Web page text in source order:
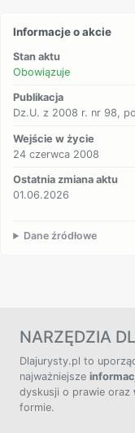
Informacje o akcie
Stan aktu
Obowiązuje
Publikacja
Dz.U. z 2008 r. nr 98,
Wejście w życie
24 czerwca 2008
Ostatnia zmiana aktu
01.06.2026
Dane źródłowe
NARZĘDZIA
Dlajurysty.pl to
najważniejsze
dyskusji o prawie oraz
formie.